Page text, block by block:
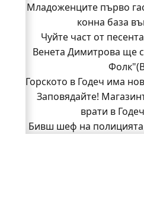
Младоженците първо
конна база
Чуйте част от
Венета Димитрова ще
Горското в Годеч има
Заповядайте!
врати в
Бивш шеф на